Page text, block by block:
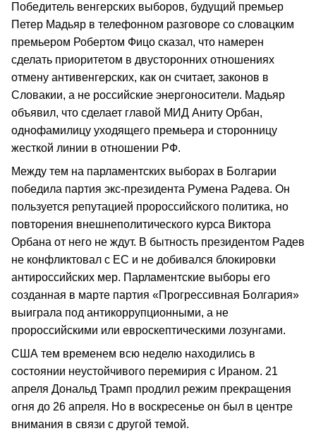
Победитель венгерских выборов, будущий премьер
Петер Мадьяр в телефонном разговоре со словацким
премьером Робертом Фицо сказал, что намерен
сделать приоритетом в двусторонних отношениях
отмену антивенгерских, как он считает, законов в
Словакии, а не российские энергоносители. Мадьяр
объявил, что сделает главой МИД Аниту Орбан,
однофамилицу уходящего премьера и сторонницу
жесткой линии в отношении РФ.
Между тем на парламентских выборах в Болгарии
победила партия экс-президента Румена Радева. Он
пользуется репутацией пророссийского политика, но
повторения внешнеполитического курса Виктора
Орбана от него не ждут. В бытность президентом Радев
не конфликтовал с ЕС и не добивался блокировки
антироссийских мер. Парламентские выборы его
созданная в марте партия «Прогрессивная Болгария»
выиграла под антикоррупционными, а не
пророссийскими или евроскептическими лозунгами.
США тем временем всю неделю находились в
состоянии неустойчивого перемирия с Ираном. 21
апреля Дональд Трамп продлил режим прекращения
огня до 26 апреля. Но в воскресенье он был в центре
внимания в связи с другой темой.